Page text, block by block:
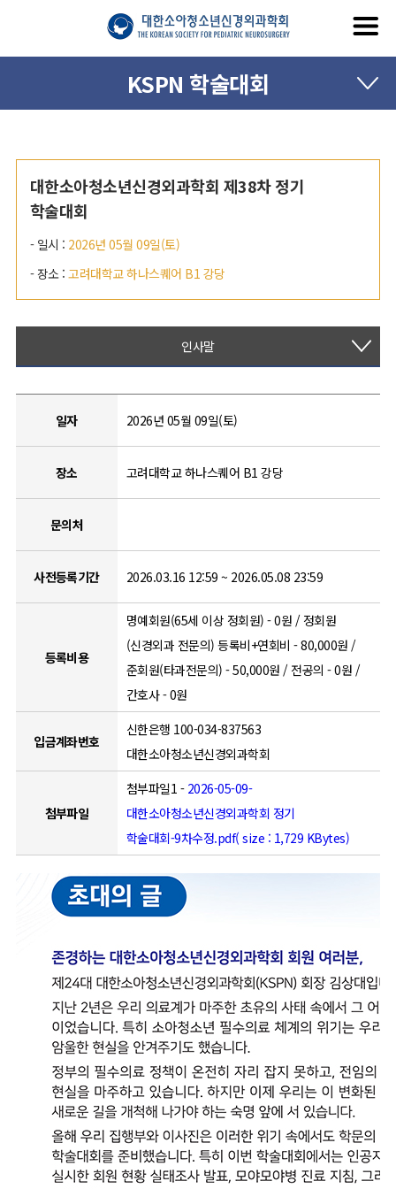
KSPN 학술대회
대한소아청소년신경외과학회 제38차 정기
학술대회
- 일시 : 2026년 05월 09일(토)
- 장소 :고려대학교 하나스퀘어 B1 강당
인사말
일자 2026년 05월 09일(토)
장소 고려대학교 하나스퀘어 B1 강당
문의처
사전등록기간 2026.03.16 12:59 ~ 2026.05.08 23:59
등록비용
명예회원(65세 이상 정회원) - 0원 / 정회원
(신경외과 전문의) 등록비+연회비 - 80,000원 /
준회원(타과전문의) - 50,000원 / 전공의 - 0원 /
간호사 - 0원
입금계좌번호
신한은행 100-034-837563
대한소아청소년신경외과학회
첨부파일
첨부파일1 - 2026-05-09-
대한소아청소년신경외과학회 정기
학술대회-9차수정.pdf( size : 1,729 KBytes)